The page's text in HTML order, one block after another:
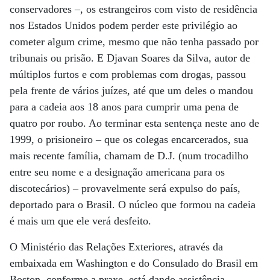
conservadores –, os estrangeiros com visto de residência
nos Estados Unidos podem perder este privilégio ao
cometer algum crime, mesmo que não tenha passado por
tribunais ou prisão. E Djavan Soares da Silva, autor de
múltiplos furtos e com problemas com drogas, passou
pela frente de vários juízes, até que um deles o mandou
para a cadeia aos 18 anos para cumprir uma pena de
quatro por roubo. Ao terminar esta sentença neste ano de
1999, o prisioneiro – que os colegas encarcerados, sua
mais recente família, chamam de D.J. (num trocadilho
entre seu nome e a designação americana para os
discotecários) – provavelmente será expulso do país,
deportado para o Brasil. O núcleo que formou na cadeia
é mais um que ele verá desfeito.
O Ministério das Relações Exteriores, através da
embaixada em Washington e do Consulado do Brasil em